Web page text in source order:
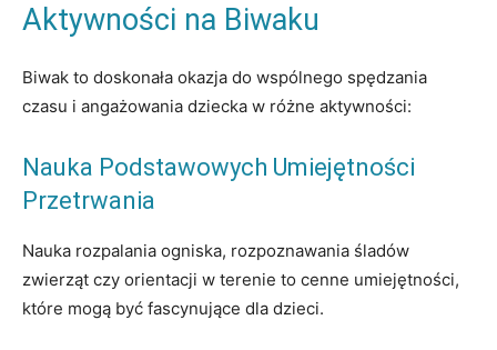
Aktywności na Biwaku
Biwak to doskonała okazja do wspólnego spędzania
czasu i angażowania dziecka w różne aktywności:
Nauka Podstawowych Umiejętności
Przetrwania
Nauka rozpalania ogniska, rozpoznawania śladów
zwierząt czy orientacji w terenie to cenne umiejętności,
które mogą być fascynujące dla dzieci.